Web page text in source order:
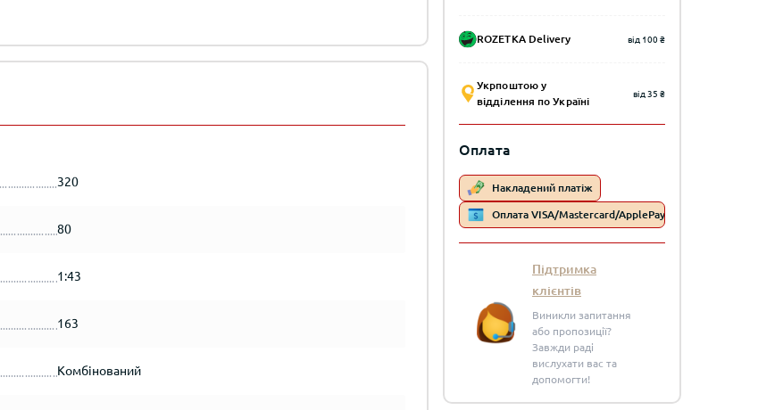
ROZETKA Delivery від 100 ₴
Укрпоштою у
відділення по Україні
від 35 ₴
Оплата
Накладений платіж
Оплата VISA/Mastercard/ApplePay/Google Pay
Підтримка
клієнтів
Виникли запитання
або пропозиції?
Завжди раді
вислухати вас та
допомогти!
320
80
1:43
163
Комбінований